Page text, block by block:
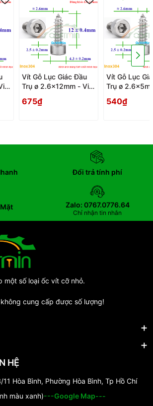
Vít Gỗ Lục Giác Đầu
Trụ ø 2.6x12mm - Vit
675₫
Vít Gỗ Lục
Trụ ø
540₫
Đổi trả tính phí
Zalo: 0767.0776.64
Chỉ nhận tin nhắn
một số loại ốc vít cỡ nhỏ.
cung cấp được số lượng!
HỆ
Hòa Bình, Phường Hòa Bình, Tp Hồ Chí
màu xanh)---Google Map---